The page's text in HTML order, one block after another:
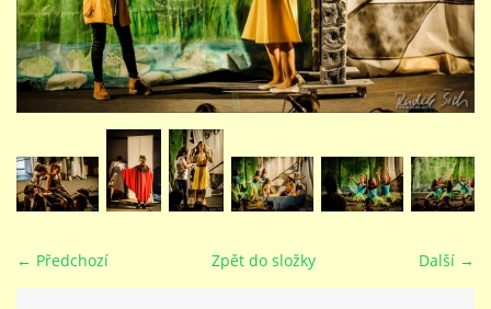
STUDIJNÍ OBORY
GALERIE
VIDEA - FILMOVÁ TVORBA
PEDAGOGICKÝ SBOR
DOKUMENTY / KE STAŽENÍ
← Předchozí Další →
Zpět do složky